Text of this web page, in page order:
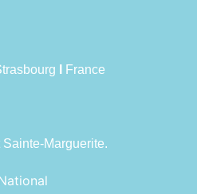
France
Marguerite.